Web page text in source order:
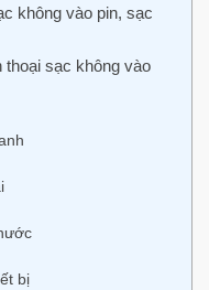
không vào pin, sạc
thoại sạc không vào
bị